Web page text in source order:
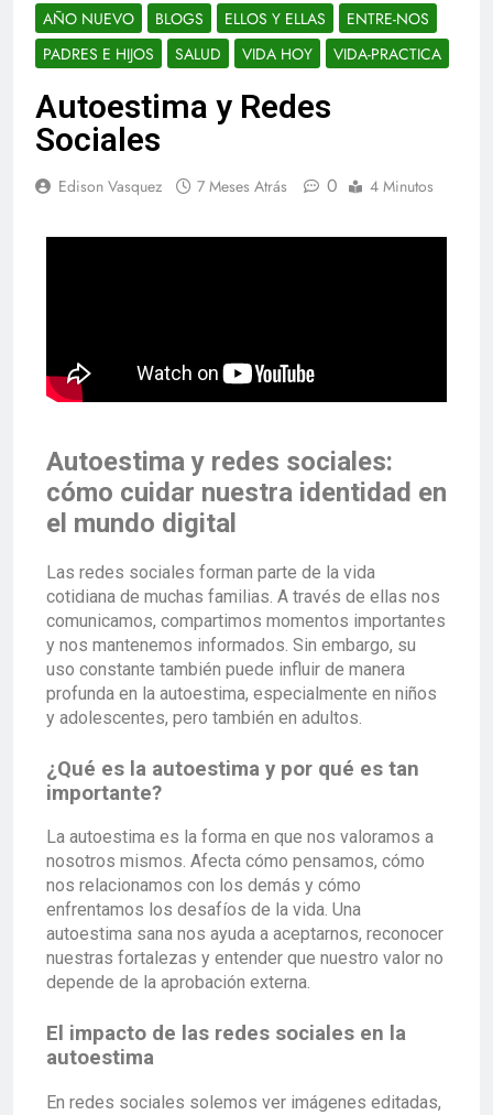
AÑO NUEVO BLOGS ELLOS Y ELLAS
ENTRE-NOS
PADRES E HIJOS
SALUD VIDA HOY VIDA-PRACTICA
Autoestima y Redes
Sociales
Edison Vasquez 7 Meses Atrás 0 4 Minutos
Autoestima y redes sociales:
cómo cuidar nuestra identidad en
el mundo digital
Las redes sociales forman parte de la vida
cotidiana de muchas familias. A través de ellas nos
comunicamos, compartimos momentos importantes
y nos mantenemos informados. Sin embargo, su
uso constante también puede influir de manera
profunda en la autoestima, especialmente en niños
y adolescentes, pero también en adultos.
¿Qué es la autoestima y por qué es tan
importante?
La autoestima es la forma en que nos valoramos a
nosotros mismos. Afecta cómo pensamos, cómo
nos relacionamos con los demás y cómo
enfrentamos los desafíos de la vida. Una
autoestima sana nos ayuda a aceptarnos, reconocer
nuestras fortalezas y entender que nuestro valor no
depende de la aprobación externa.
El impacto de las redes sociales en la
autoestima
En redes sociales solemos ver imágenes editadas,